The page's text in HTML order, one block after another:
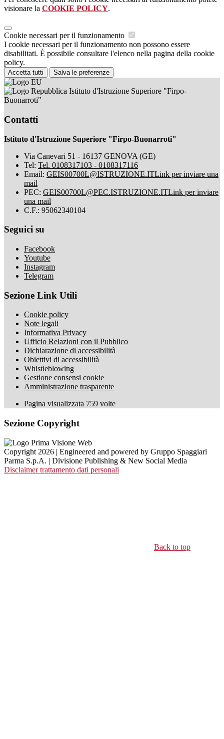
visionare la COOKIE POLICY.
Cookie necessari per il funzionamento
I cookie necessari per il funzionamento non possono essere
disabilitati. È possibile consultare l'elenco nella pagina della cookie
policy.
Accetta tutti Salva le preferenze
Istituto d'Istruzione Superiore "Firpo-
Buonarroti"
Contatti
Istituto d'Istruzione Superiore "Firpo-Buonarroti"
Via Canevari 51 - 16137 GENOVA (GE)
Tel: Tel. 0108317103 - 0108317116
Email: GEIS00700L@ISTRUZIONE.ITLink per inviare una
mail
PEC: GEIS00700L@PEC.ISTRUZIONE.ITLink per inviare
una mail
C.F.: 95062340104
Seguici su
Facebook
Youtube
Instagram
Telegram
Sezione Link Utili
Cookie policy
Note legali
Informativa Privacy
Ufficio Relazioni con il Pubblico
Dichiarazione di accessibilità
Obiettivi di accessibilità
Whistleblowing
Gestione consensi cookie
Amministrazione trasparente
Pagina visualizzata 759 volte
Sezione Copyright
Copyright 2026 | Engineered and powered by Gruppo Spaggiari
Parma S.p.A. | Divisione Publishing & New Social Media
Disclaimer trattamento dati personali
Back to top